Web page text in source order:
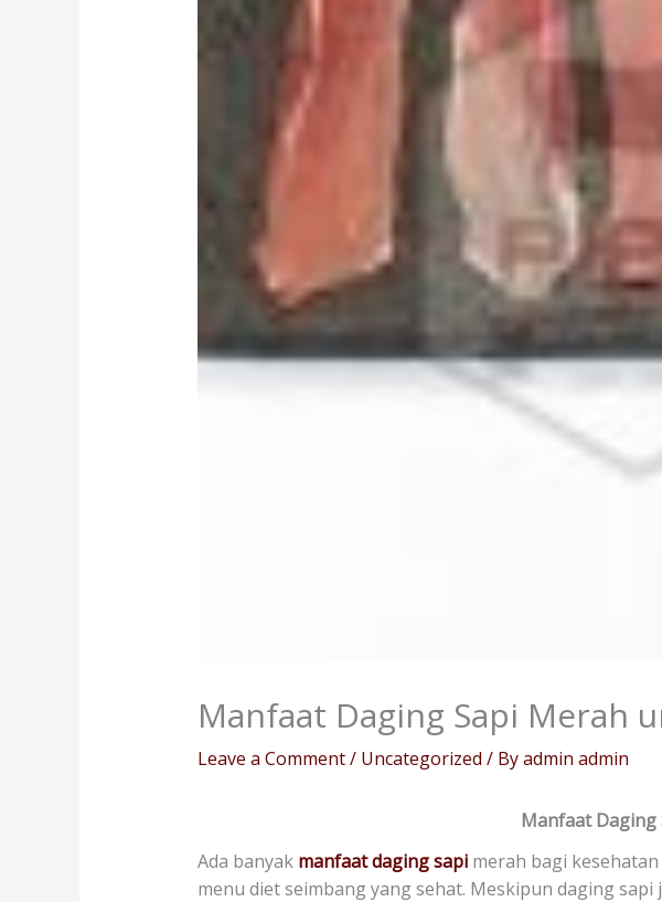
Manfaat Daging Sapi Merah
Leave a Comment/ Uncategorized / Byadmin admin
Manfaat
Ada banyak manfaat daging sapi merah bagi
menu diet seimbang yang sehat. Meskipun daging